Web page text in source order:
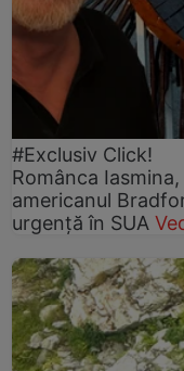
#Exclusiv Click!
Românca
americanul
urgență în SUA